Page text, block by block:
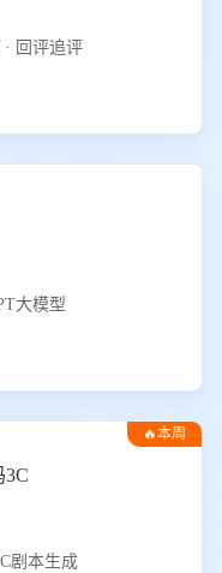
售后智能客服 · 智能建单 · 物流拦截 · 回评追评
大模型
🔥本周
剧本生成